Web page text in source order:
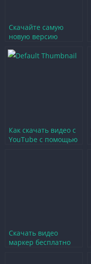
Скачайте самую
новую версию
Андроид бесплатно
Как скачать видео с
YouTube с помощью
Скачать видео
маркер бесплатно